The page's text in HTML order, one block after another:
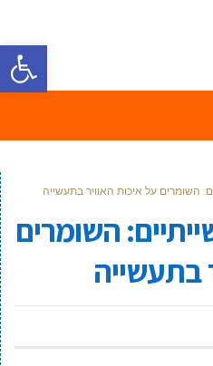
פתח
השומרים על איכות האוויר בתעשייה
השומרים
בתעשייה